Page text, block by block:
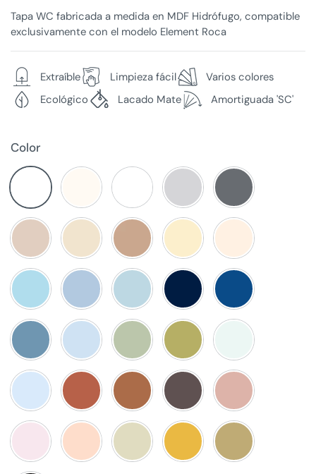
Tapa WC fabricada a medida en MDF Hidrófugo, compatible
exclusivamente con el modelo Element Roca
Extraíble Limpieza fácil
Varios colores
Ecológico
Lacado Mate Amortiguada 'SC'
Color